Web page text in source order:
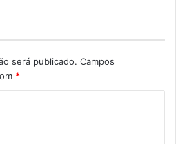
será publicado. Campos
*